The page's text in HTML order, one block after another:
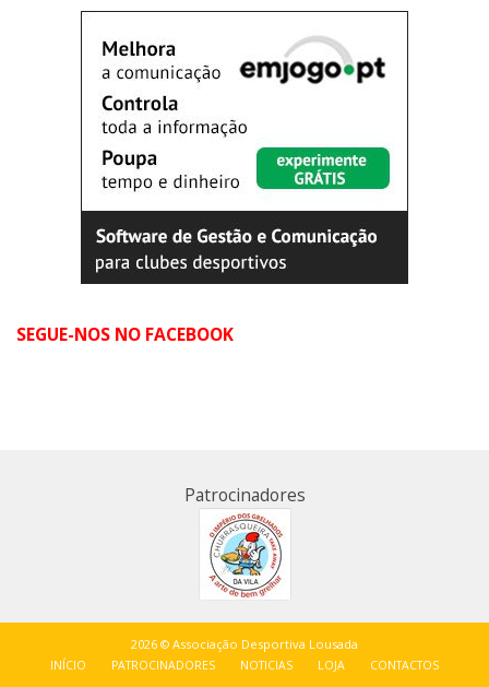
SEGUE-NOS NO FACEBOOK
Patrocinadores
2026 © Associação Desportiva Lousada
INÍCIO PATROCINADORES NOTICIAS LOJA CONTACTOS